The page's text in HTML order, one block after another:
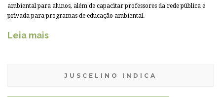
ambiental para alunos, além de capacitar professores da rede pública e
privada para programas de educação ambiental.
Leia mais
JUSCELINO INDICA